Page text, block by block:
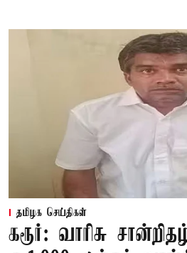
தமிழக செய்திகள்
கரூர்: வாரிசு